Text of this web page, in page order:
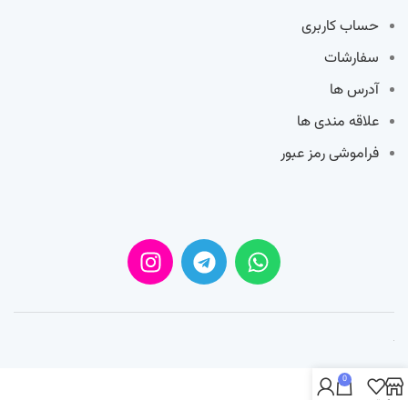
حساب کاربری
سفارشات
آدرس ها
علاقه مندی ها
فراموشی رمز عبور
0